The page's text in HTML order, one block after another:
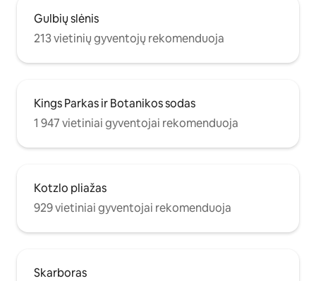
Gulbių slėnis
213 vietinių gyventojų rekomenduoja
Kings Parkas ir Botanikos sodas
1 947 vietiniai gyventojai rekomenduoja
Kotzlo pliažas
929 vietiniai gyventojai rekomenduoja
Skarboras